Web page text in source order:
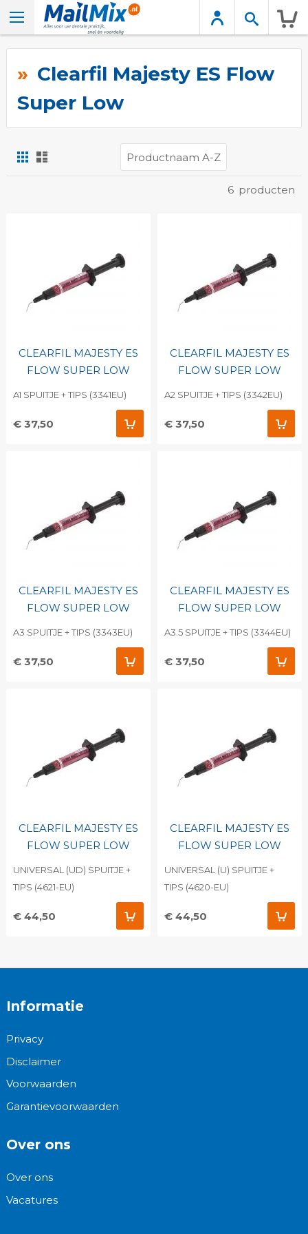
Clearfil Majesty ES Flow
Super Low
Foto-
tabel
6 producten
CLEARFIL MAJESTY ES
FLOW SUPER LOW
A1 SPUITJE + TIPS (3341EU)
€ 37,50
CLEARFIL MAJESTY ES
FLOW SUPER LOW
A2 SPUITJE + TIPS (3342EU)
€ 37,50
CLEARFIL MAJESTY ES
FLOW SUPER LOW
A3 SPUITJE + TIPS (3343EU)
€ 37,50
CLEARFIL MAJESTY ES
FLOW SUPER LOW
A3.5 SPUITJE + TIPS (3344EU)
€ 37,50
CLEARFIL MAJESTY ES
FLOW SUPER LOW
UNIVERSAL (UD) SPUITJE +
TIPS (4621-EU)
€ 44,50
CLEARFIL MAJESTY ES
FLOW SUPER LOW
UNIVERSAL (U) SPUITJE +
TIPS (4620-EU)
€ 44,50
Informatie
Privacy
Disclaimer
Voorwaarden
Garantievoorwaarden
Over ons
Over ons
Vacatures